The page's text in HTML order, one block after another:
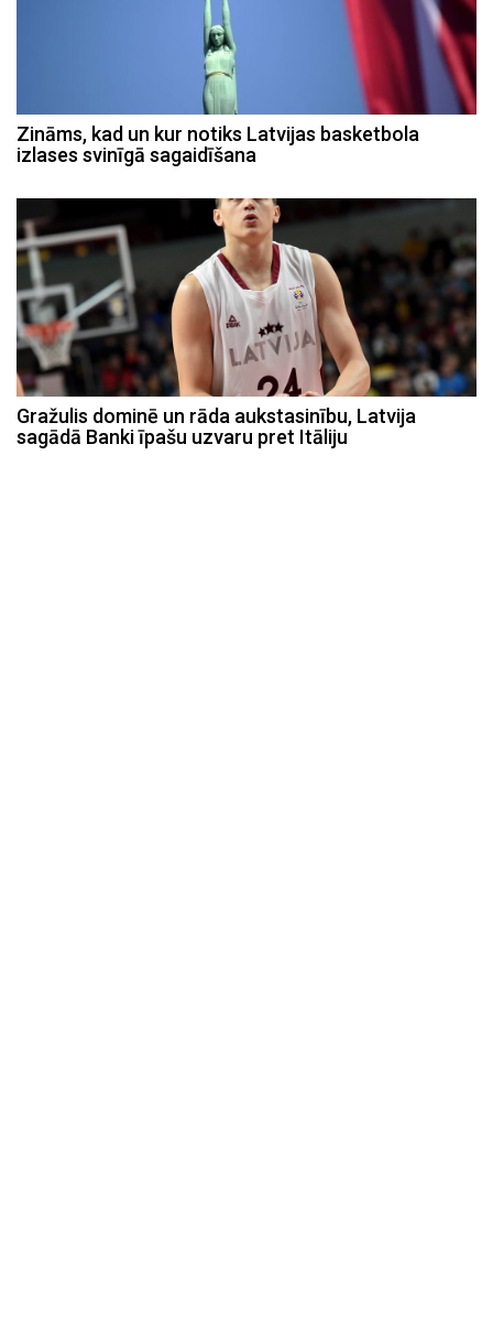
Zināms, kad un kur notiks Latvijas basketbola
izlases svinīgā sagaidīšana
Gražulis dominē un rāda aukstasinību, Latvija
sagādā Banki īpašu uzvaru pret Itāliju